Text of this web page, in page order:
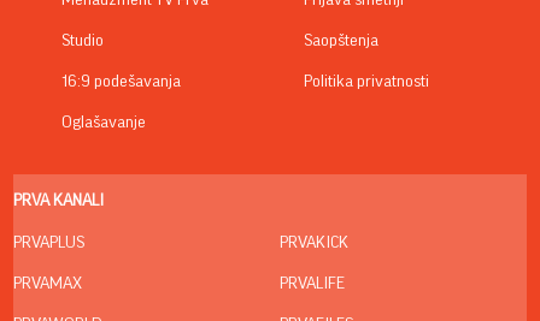
Studio
16:9 podešavanja
Oglašavanje
Saopštenja
Politika privatnosti
PRVA KANALI
PRVAPLUS
PRVAMAX
PRVAKICK
PRVALIFE